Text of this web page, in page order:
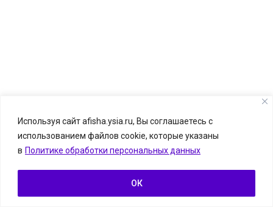
Используя сайт afisha.ysia.ru, Вы соглашаетесь с
использованием файлов cookie, которые указаны
в Политике обработки персональных данных
ОК
© Афиша.ЯСИА I Все развлечения Якутска и Якутии, 2026
Размещение информации о событии — бесплатно.